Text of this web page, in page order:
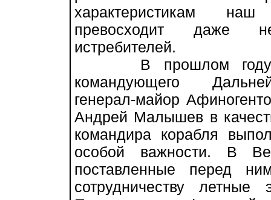
характеристикам наш
превосходит даже
истребителей.
В прошлом году
командующего
генерал-майор
Андрей Малышев в
командира корабля
особой важности. В
поставленные перед
сотрудничеству